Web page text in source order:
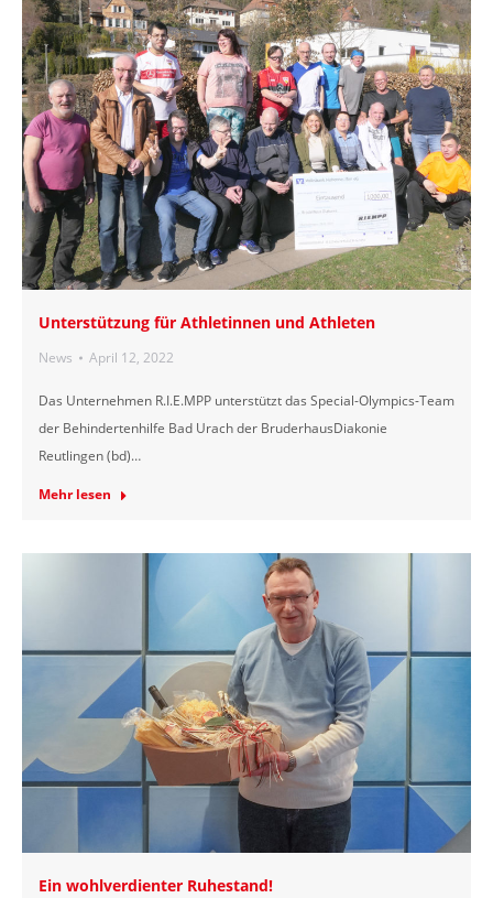
Unterstützung für Athletinnen und Athleten
News April 12, 2022
Das Unternehmen R.I.E.MPP unterstützt das Special-Olympics-Team
der Behindertenhilfe Bad Urach der BruderhausDiakonie
Reutlingen (bd)…
Mehr lesen
Ein wohlverdienter Ruhestand!